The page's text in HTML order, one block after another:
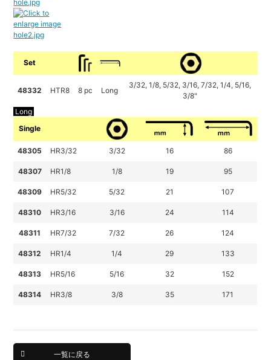
Set
48332 HTR8 8 pc Long
3/32, 1/8, 5/32, 3/16, 7/32, 1/4, 5/16,
3/8"
Long
Single
48305 HR3/32 3/32 16 86
48307 HR1/8 1/8 19 95
48309 HR5/32 5/32 21 107
48310 HR3/16 3/16 24 114
48311 HR7/32 7/32 26 124
48312 HR1/4 1/4 29 133
48313 HR5/16 5/16 32 152
48314 HR3/8 3/8 35 171
一覧に戻る